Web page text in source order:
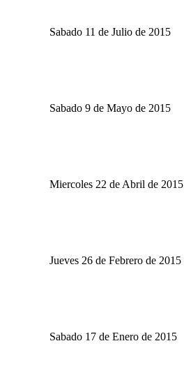
Sabado 11 de Julio de 2015
Sabado 9 de Mayo de 2015
Miercoles 22 de Abril de 2015
Jueves 26 de Febrero de 2015
Sabado 17 de Enero de 2015